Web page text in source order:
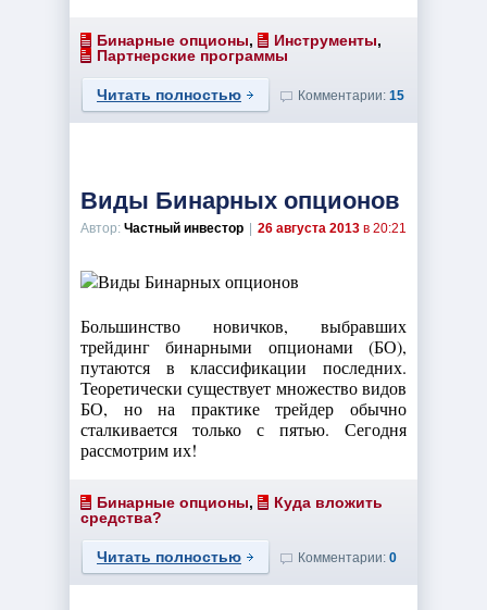
Бинарные опционы, Инструменты,
Партнерские программы
Читать полностью Комментарии: 15
Виды Бинарных опционов
Автор: Частный инвестор 26 августа 2013 в 20:21
Большинство новичков, выбравших
трейдинг бинарными опционами (БО),
путаются в классификации последних.
Теоретически существует множество видов
БО, но на практике трейдер обычно
сталкивается только с пятью. Сегодня
рассмотрим их!
Бинарные опционы,
Куда вложить
средства?
Читать полностью Комментарии: 0